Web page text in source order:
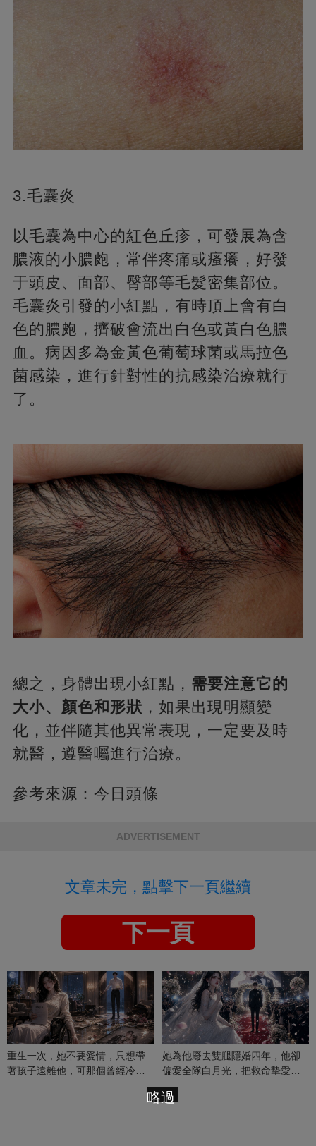
3.毛囊炎
以毛囊為中心的紅色丘疹，可發展為含
膿液的小膿皰，常伴疼痛或瘙癢，好發
于頭皮、面部、臀部等毛髮密集部位。
毛囊炎引發的小紅點，有時頂上會有白
色的膿皰，擠破會流出白色或黃白色膿
血。病因多為金黃色葡萄球菌或馬拉色
菌感染，進行針對性的抗感染治療就行
了。
總之，身體出現小紅點， 需要注意它的
大小、顏色和形狀 ，如果出現明顯變
化，並伴隨其他異常表現，一定要及時
就醫，遵醫囑進行治療。
參考來源：今日頭條
ADVERTISEMENT
文章未完，點擊下一頁繼續
下一頁
重生一次，她不要愛情，只想帶
著孩子遠離他，可那個曾經冷漠
她為他廢去雙腿隱婚四年，他卻
偏愛全隊白月光，把救命摯愛當
成畢生負擔
略過